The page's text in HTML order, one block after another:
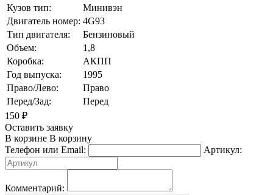
Кузов тип:
Минивэн
Двигатель номер: 4G93
Тип двигателя:
Бензиновый
Объем:
1,8
Коробка:
АКПП
Год выпуска:
1995
Право/Лево:
Право
Перед/Зад:
Перед
150 ₽
Оставить заявку
В корзине В корзину
Телефон или Email:
Артикул:
Комментарий: